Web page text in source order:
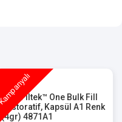
Kampanyalı
3M™ Filtek™ One Bulk Fill
Restoratif, Kapsül A1 Renk
(4gr) 4871A1